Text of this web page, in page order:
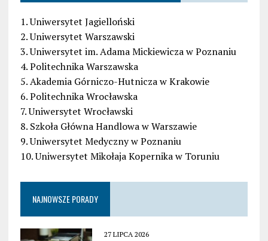
1. Uniwersytet Jagielloński
2. Uniwersytet Warszawski
3. Uniwersytet im. Adama Mickiewicza w Poznaniu
4. Politechnika Warszawska
5. Akademia Górniczo-Hutnicza w Krakowie
6. Politechnika Wrocławska
7. Uniwersytet Wrocławski
8. Szkoła Główna Handlowa w Warszawie
9. Uniwersytet Medyczny w Poznaniu
10. Uniwersytet Mikołaja Kopernika w Toruniu
NAJNOWSZE PORADY
27 LIPCA 2026